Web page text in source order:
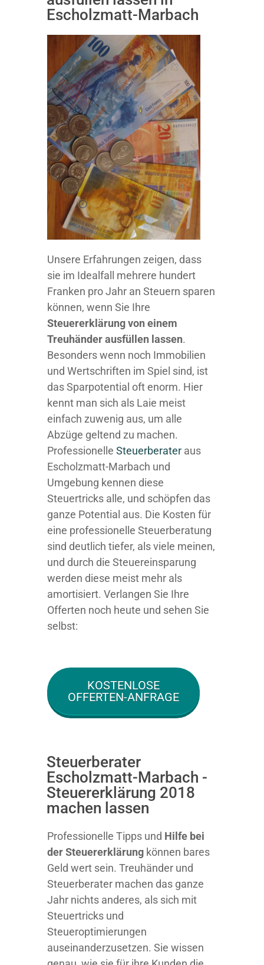
Escholzmatt-Marbach
Unsere Erfahrungen zeigen, dass
sie im Idealfall mehrere hundert
Franken pro Jahr an Steuern sparen
können, wenn Sie Ihre
Steuererklärung von einem
Treuhänder ausfüllen lassen.
Besonders wenn noch Immobilien
und Wertschriften im Spiel sind, ist
das Sparpotential oft enorm. Hier
kennt man sich als Laie meist
einfach zuwenig aus, um alle
Abzüge geltend zu machen.
Professionelle Steuerberater aus
Escholzmatt-Marbach und
Umgebung kennen diese
Steuertricks alle, und schöpfen das
ganze Potential aus. Die Kosten für
eine professionelle Steuerberatung
sind deutlich tiefer, als viele meinen,
und durch die Steuereinsparung
werden diese meist mehr als
amortisiert. Verlangen Sie Ihre
Offerten noch heute und sehen Sie
selbst:
KOSTENLOSE
OFFERTEN-ANFRAGE
Steuerberater
Escholzmatt-Marbach -
Steuererklärung 2018
machen lassen
Professionelle Tipps und Hilfe bei
der Steuererklärung können bares
Geld wert sein. Treuhänder und
Steuerberater machen das ganze
Jahr nichts anderes, als sich mit
Steuertricks und
Steueroptimierungen
auseinanderzusetzen. Sie wissen